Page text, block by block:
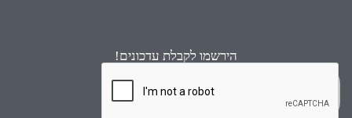
הירשמו לקבלת עדכונים!